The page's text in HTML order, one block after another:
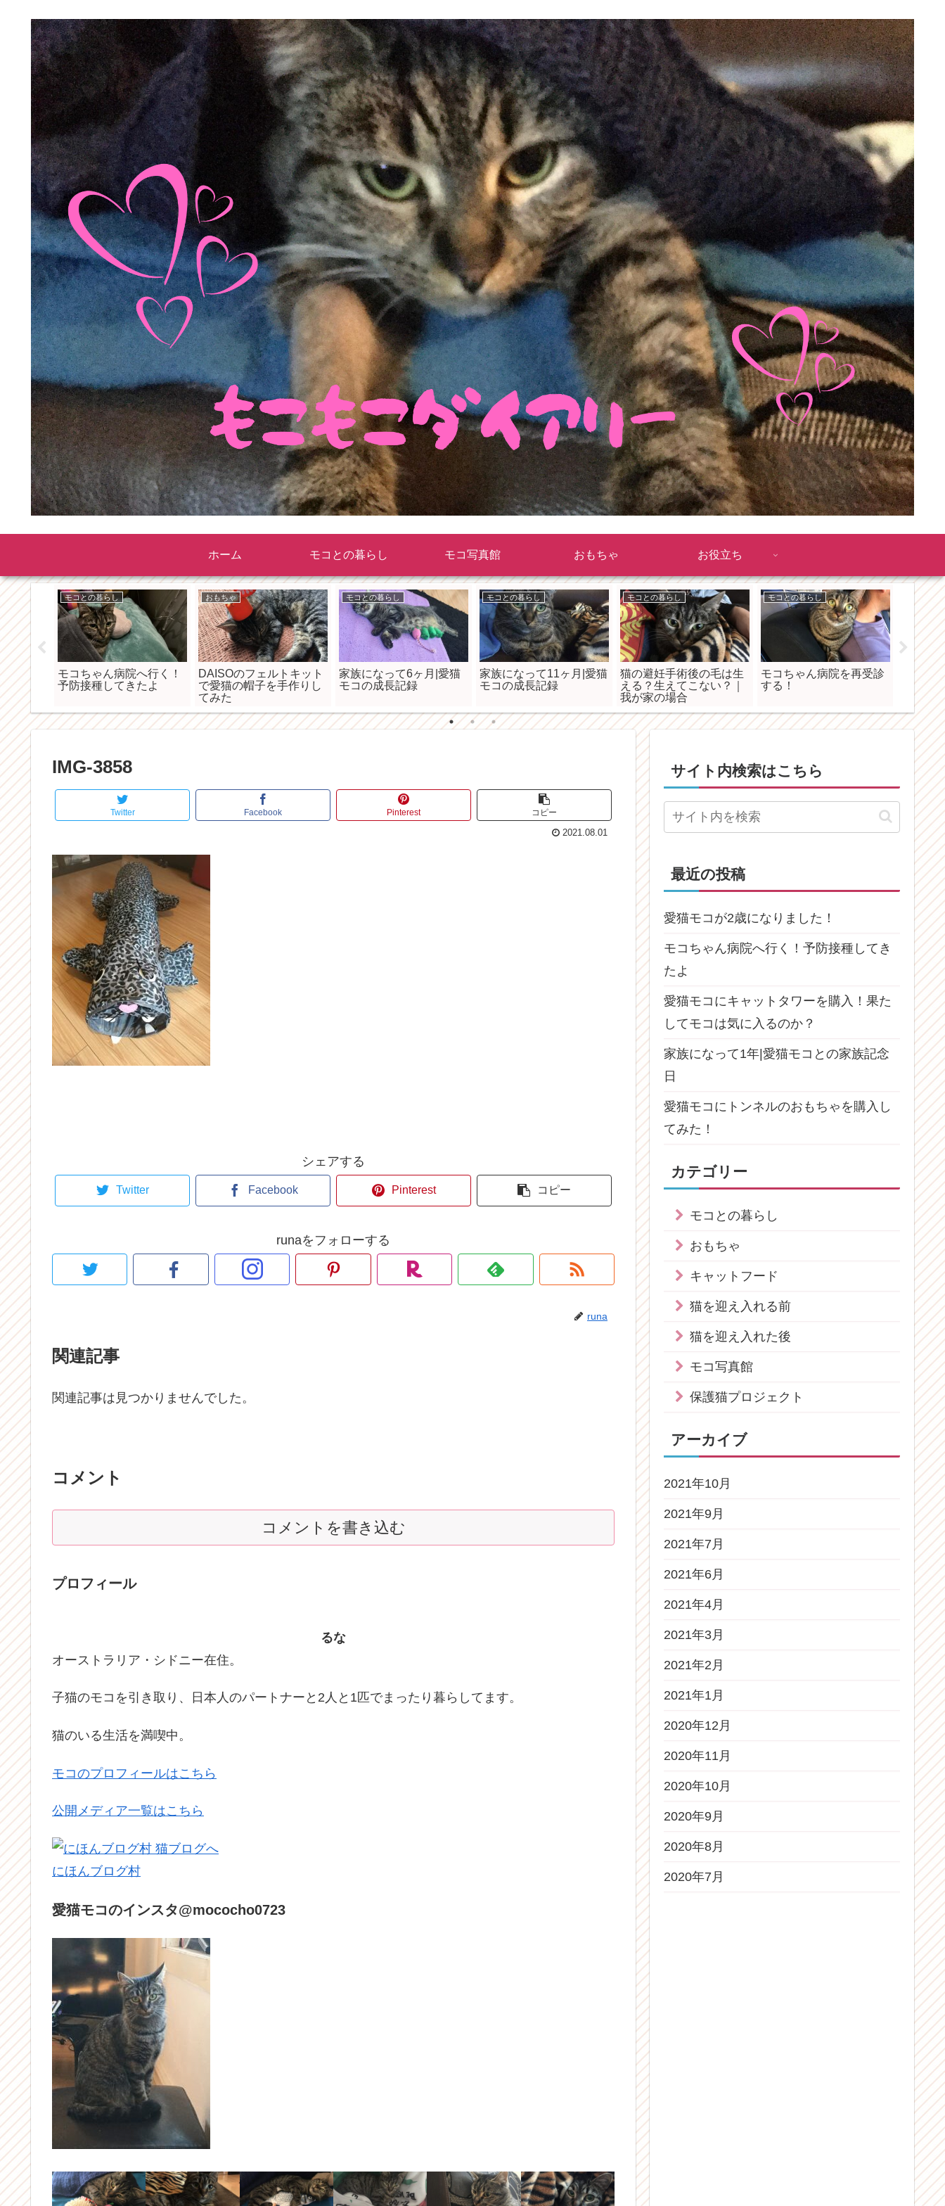
ホーム モコとの暮らし モコ写真館 おもちゃ お役立ち
りま
モコとの暮らし
モコちゃん病院へ行く！
予防接種してきたよ
おもちゃ
DAISOのフェルトキット
で愛猫の帽子を手作りし
てみた
モコとの暮らし
家族になって6ヶ月|愛猫
モコの成長記録
モコとの暮らし
家族になって11ヶ月|愛猫
モコの成長記録
モコとの暮らし
猫の避妊手術後の毛は生
える？生えてこない？｜
我が家の場合
モコとの暮らし
モコちゃん病院を再受診
する！
モコとの
家族に
モコの
IMG-3858
Twitter Facebook Pinterest コピー
2021.08.01
シェアする
Twitter Facebook Pinterest コピー
runaをフォローする
runa
関連記事
関連記事は見つかりませんでした。
コメント
コメントを書き込む
プロフィール
るな
オーストラリア・シドニー在住。
子猫のモコを引き取り、日本人のパートナーと2人と1匹でまったり暮らしてます。
猫のいる生活を満喫中。
モコのプロフィールはこちら
公開メディア一覧はこちら
にほんブログ村
愛猫モコのインスタ@mococho0723
サイト内検索はこちら
最近の投稿
愛猫モコが2歳になりました！
モコちゃん病院へ行く！予防接種してき
たよ
愛猫モコにキャットタワーを購入！果た
してモコは気に入るのか？
家族になって1年|愛猫モコとの家族記念
日
愛猫モコにトンネルのおもちゃを購入し
てみた！
カテゴリー
モコとの暮らし
おもちゃ
キャットフード
猫を迎え入れる前
猫を迎え入れた後
モコ写真館
保護猫プロジェクト
アーカイブ
2021年10月
2021年9月
2021年7月
2021年6月
2021年4月
2021年3月
2021年2月
2021年1月
2020年12月
2020年11月
2020年10月
2020年9月
2020年8月
2020年7月